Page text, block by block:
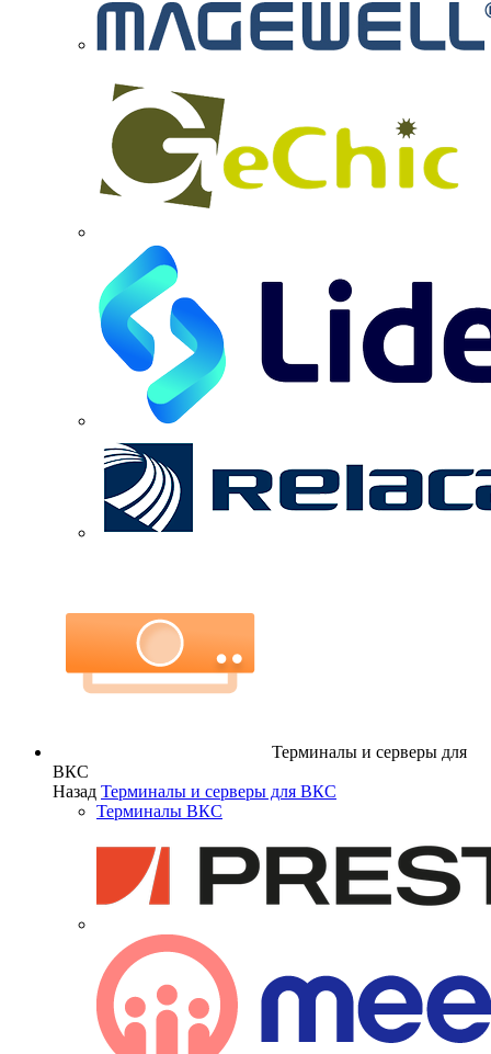
Терминалы и серверы для
ВКС
Назад Терминалы и серверы для ВКС
Терминалы ВКС